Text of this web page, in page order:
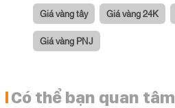
Giá vàng tây Giá vàng 24K
Giá vàng PNJ
Có thể bạn quan tâm